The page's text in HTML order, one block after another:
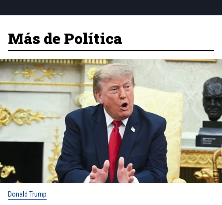
Más de Política
Donald Trump